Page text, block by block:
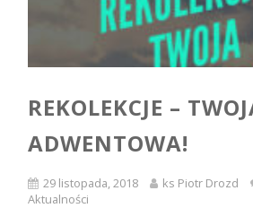
REKOLEKCJE –
ADWENTOWA!
29 listopada, 2018 ks Piotr Drozd
Aktualności